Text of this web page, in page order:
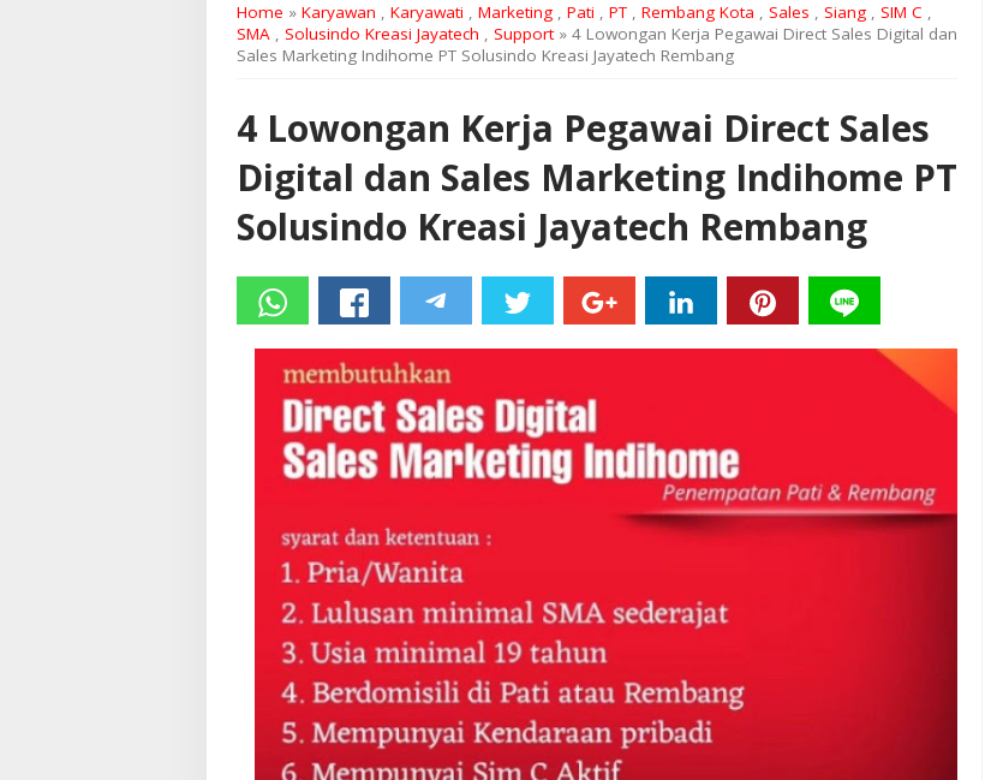
Home » Karyawan , Karyawati , Marketing , Pati , PT , Rembang Kota , Sales , Siang , SIM C ,
SMA , Solusindo Kreasi Jayatech , Support» 4 Lowongan Kerja Pegawai Direct Sales Digital dan
Sales Marketing Indihome PT Solusindo Kreasi Jayatech Rembang
4 Lowongan Kerja Pegawai Direct Sales
Digital dan Sales Marketing Indihome PT
Solusindo Kreasi Jayatech Rembang